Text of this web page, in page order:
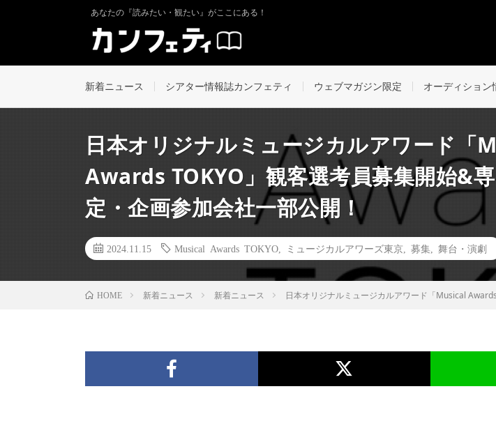
あなたの『読みたい・観たい』がここにある！
新着ニュース シアター情報誌カンフェティ ウェブマガジン限定 オーディション
日本オリジナルミュージカルアワード「
Awards TOKYO」観客選考員募集開始&
定・企画参加会社一部公開！
2024.11.15 Musical Awards TOKYO ミュージカルアワーズ東京 募集 舞台・演劇
HOME 新着ニュース 新着ニュース 日本オリジナルミュージカルアワード「Musical